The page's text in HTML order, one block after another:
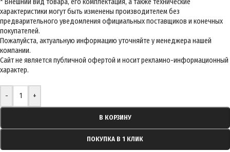
- +
В КОРЗИНУ
ПОКУПКА В 1 КЛИК